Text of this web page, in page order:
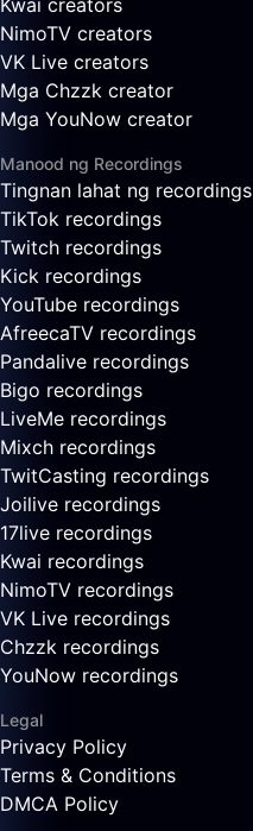
Kwai creators
NimoTV creators
VK Live creators
Mga Chzzk creator
Mga YouNow creator
Manood ng Recordings
Tingnan lahat ng recordings
TikTok recordings
Twitch recordings
Kick recordings
YouTube recordings
AfreecaTV recordings
Pandalive recordings
Bigo recordings
LiveMe recordings
Mixch recordings
TwitCasting recordings
Joilive recordings
17live recordings
Kwai recordings
NimoTV recordings
VK Live recordings
Chzzk recordings
YouNow recordings
Legal
Privacy Policy
Terms & Conditions
DMCA Policy